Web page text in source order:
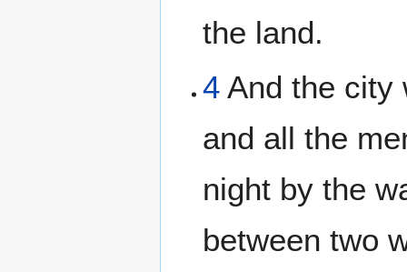
the land.
4 And the city
and all the
night by the
between two